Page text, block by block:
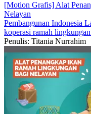
[Motion Grafis] Alat
Nelayan
Pembangunan Indonesia
koperasi ramah lingkungan
Penulis: Titania Nurrahim